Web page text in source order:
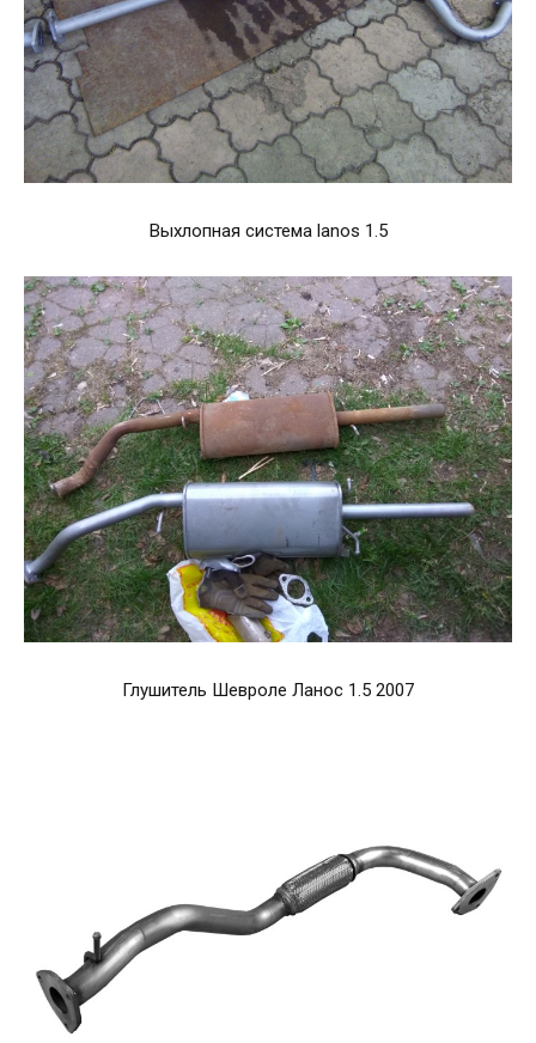
Выхлопная система lanos 1.5
Глушитель Шевроле Ланос 1.5 2007